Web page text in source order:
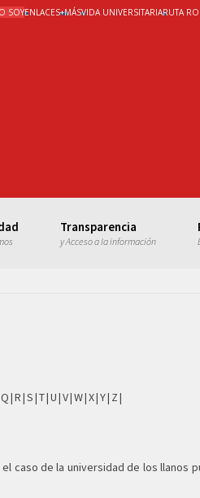
SOYENLACES+MÁSVIDA UNIVERSITARIARUTA
Transparencia
y Acceso a la información
Q|R|S|T|U|V|W|X|Y| Z|
caso de la universidad de los llanos